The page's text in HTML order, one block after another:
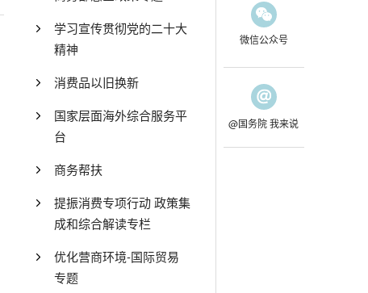
学习宣传贯彻党的二十大
精神
消费品以旧换新
国家层面海外综合服务平
台
商务帮扶
提振消费专项行动 政策集
成和综合解读专栏
优化营商环境-国际贸易
专题
微信公众号
@国务院 我来说